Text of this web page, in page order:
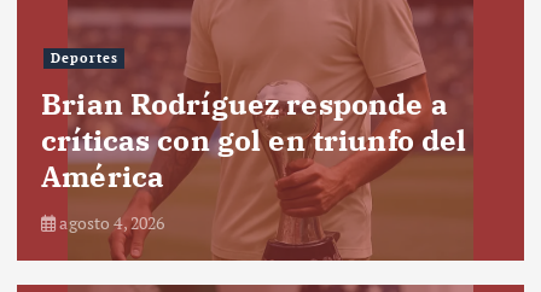
Deportes
Brian Rodríguez responde a
críticas con gol en triunfo del
América
agosto 4, 2026